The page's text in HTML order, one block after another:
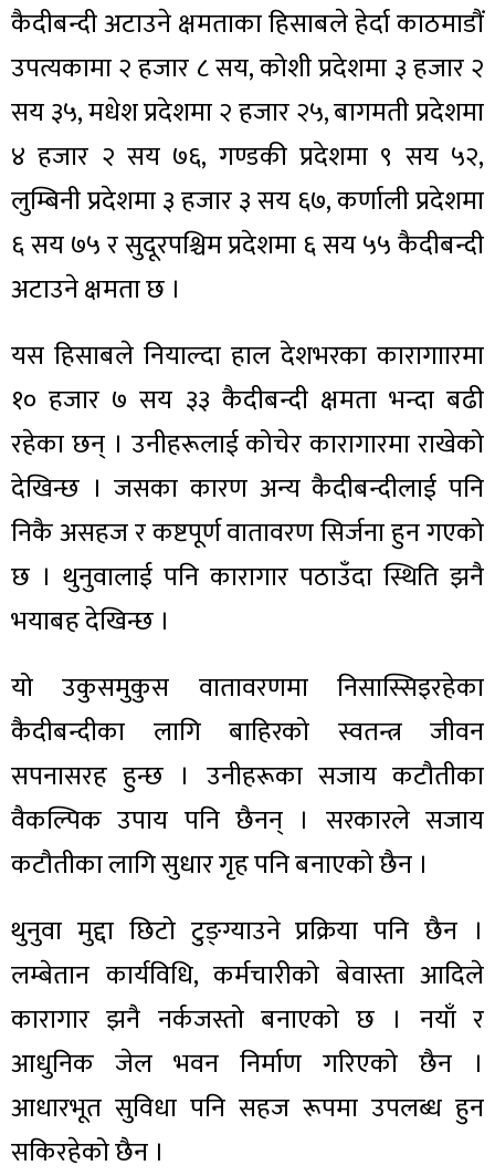
कैदीबन्दी अटाउने क्षमताका हिसाबले हेर्दा काठमाडौं
उपत्यकामा २ हजार ८ सय, कोशी प्रदेशमा ३ हजार २
सय ३५, मधेश प्रदेशमा २ हजार २५, बागमती प्रदेशमा
४ हजार २ सय ७६, गण्डकी प्रदेशमा ९ सय ५२,
लुम्बिनी प्रदेशमा ३ हजार ३ सय ६७, कर्णाली प्रदेशमा
६ सय ७५ र सुदूरपश्चिम प्रदेशमा ६ सय ५५ कैदीबन्दी
अटाउने क्षमता छ ।
यस हिसाबले नियाल्दा हाल देशभरका कारागाारमा
१० हजार ७ सय ३३ कैदीबन्दी क्षमता भन्दा बढी
रहेका छन् । उनीहरूलाई कोचेर कारागारमा राखेको
देखिन्छ । जसका कारण अन्य कैदीबन्दीलाई पनि
निकै असहज र कष्टपूर्ण वातावरण सिर्जना हुन गएको
छ । थुनुवालाई पनि कारागार पठाउँदा स्थिति झनै
भयाबह देखिन्छ ।
यो उकुसमुकुस वातावरणमा निसास्सिइरहेका
कैदीबन्दीका लागि बाहिरको स्वतन्त्र जीवन
सपनासरह हुन्छ । उनीहरूका सजाय कटौतीका
वैकल्पिक उपाय पनि छैनन् । सरकारले सजाय
कटौतीका लागि सुधार गृह पनि बनाएको छैन ।
थुनुवा मुद्दा छिटो टुङ्ग्याउने प्रक्रिया पनि छैन ।
लम्बेतान कार्यविधि, कर्मचारीको बेवास्ता आदिले
कारागार झनै नर्कजस्तो बनाएको छ । नयाँ र
आधुनिक जेल भवन निर्माण गरिएको छैन ।
आधारभूत सुविधा पनि सहज रूपमा उपलब्ध हुन
सकिरहेको छैन ।